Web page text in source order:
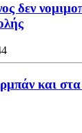
δεν
και